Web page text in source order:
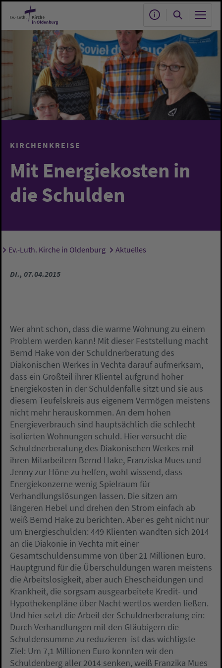
Zum Hauptinhalt springen
KIRCHENKREISE
Mit Energiekosten in
die Schulden
Sie sind hier:
Ev.-Luth. Kirche in Oldenburg Aktuelles
DI., 07.04.2015
Wer ahnt schon, dass die warme Wohnung zu einem
Problem werden kann! Mit dieser Feststellung macht
Bernd Hake von der Schuldnerberatung des
Diakonischen Werkes in Vechta darauf aufmerksam,
dass ein Großteil ihrer Klientel aufgrund hoher
Energiekosten in der Schuldenfalle sitzt und sie aus
diesem Teufelskreis aus eigenem Vermögen meistens
nicht mehr herauskommen. An dem hohen
Energieverbrauch sind hauptsächlich die schlecht
isolierten Wohnungen schuld. Hier versucht die
Schuldnerberatung des Diakonischen Werkes mit
ihren Mitarbeitern Bernd Hake, Franziska Mues und
Jenny zur Höne zu helfen, wohl wissend, dass
Energiekonzerne wenig Spielraum für
Verhandlungslösungen lassen. Die sitzen am
längeren Hebel und drehen den Strom einfach ab
weiß Bernd Hake zu berichten. Aber es geht nicht nur
um Energieschulden: 449 Klienten wandten sich 2014
an die Diakonie in Vechta mit einer
Gesamtschuldensumme von über 21 Millionen Euro.
Hauptgrund für die Überschuldungen waren meistens
die Arbeitslosigkeit, aber auch Ehescheidungen und
Krankheit, die sorgsam ausgearbeitete Kredit- und
Hypothekenpläne über Nacht wertlos werden ließen.
Und hier setzt die Arbeit der Schuldnerberatung ein:
Durch Verhandlungen mit den Gläubigern die
Schuldensumme zu reduzieren ist das wichtigste
Ziel: Um 7,1 Millionen Euro konnten wir den
Schuldenberg aller 2014 senken, weiß Franzika Mues